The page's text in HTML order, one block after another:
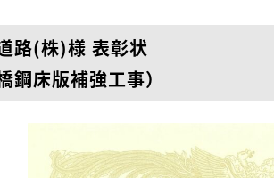
路(株)様 表彰状
鋼床版補強工事）